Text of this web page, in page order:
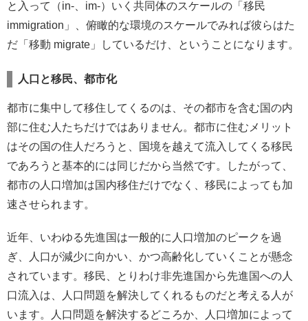
と入って（in-、im-）いく共同体のスケールの「移民
immigration」、俯瞰的な環境のスケールでみれば彼らはた
だ「移動 migrate」しているだけ、ということになります。
人口と移民、都市化
都市に集中して移住してくるのは、その都市を含む国の内
部に住む人たちだけではありません。都市に住むメリット
はその国の住人だろうと、国境を越えて流入してくる移民
であろうと基本的には同じだから当然です。したがって、
都市の人口増加は国内移住だけでなく、移民によっても加
速させられます。
近年、いわゆる先進国は一般的に人口増加のピークを過
ぎ、人口が減少に向かい、かつ高齢化していくことが懸念
されています。移民、とりわけ非先進国から先進国への人
口流入は、人口問題を解決してくれるものだと考える人が
います。人口問題を解決するどころか、人口増加によって